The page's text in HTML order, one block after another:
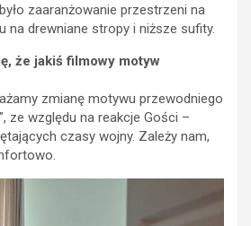
zaaranżowanie przestrzeni na
na drewniane stropy i niższe sufity.
że jakiś filmowy motyw
zmianę motywu przewodniego
ze względu na reakcje Gości –
czasy wojny. Zależy nam,